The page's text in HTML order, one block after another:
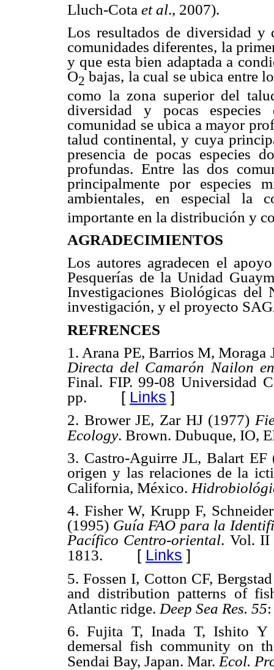
Lluch-Cota et al., 2007).
Los resultados de diversidad y
comunidades diferentes, la
y que esta bien adaptada a
O2 bajas, la cual se ubica entre
como la zona superior del
diversidad y pocas especies
comunidad se ubica a mayor
talud continental, y cuya
presencia de pocas especies
profundas. Entre las dos
principalmente por especies
ambientales, en especial la
importante en la distribución y
AGRADECIMIENTOS
Los autores agradecen el
Pesquerías de la Unidad
Investigaciones Biológicas del
investigación, y el proyecto
REFRENCES
1. Arana PE, Barrios M,
Directa del Camarón Nailon
Final. FIP. 99-08 Universidad
pp. [ Links ]
2. Brower JE, Zar HJ (1977)
Ecology. Brown. Dubuque, IO,
3. Castro-Aguirre JL, Balart
origen y las relaciones de la
California, México.
4. Fisher W, Krupp F,
(1995) Guía FAO para la
Pacífico Centro-oriental. Vol. II
1813. [ Links ]
5. Fossen I, Cotton CF,
and distribution patterns of
Atlantic ridge. Deep Sea Res. 55
6. Fujita T, Inada T, Ishito Y
demersal fish community on
Sendai Bay, Japan. Mar. Ecol.